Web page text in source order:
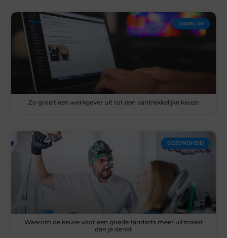
ZAKELIJK
Zo groeit een werkgever uit tot een aantrekkelijke keuze
GEZONDHEID
Waarom de keuze voor een goede tandarts meer uitmaakt
dan je denkt